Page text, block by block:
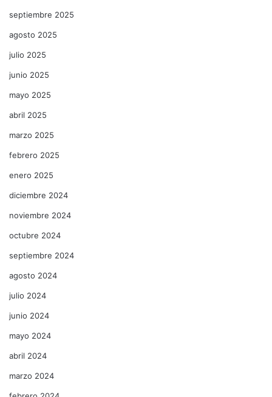
septiembre 2025
agosto 2025
julio 2025
junio 2025
mayo 2025
abril 2025
marzo 2025
febrero 2025
enero 2025
diciembre 2024
noviembre 2024
octubre 2024
septiembre 2024
agosto 2024
julio 2024
junio 2024
mayo 2024
abril 2024
marzo 2024